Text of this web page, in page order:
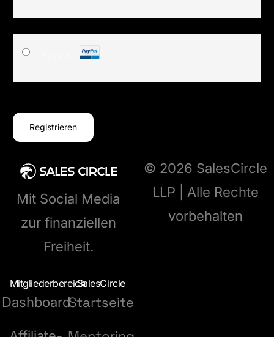
Wert fehlt
Mit Social Media
zur finanziellen
Freiheit.
Mitgliederbereich
Dashboard
SalesCircle
Startseite
© 2026 SalesCircle
LLP | Alle Rechte
vorbehalten